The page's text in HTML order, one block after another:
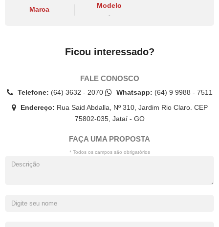
Marca
Modelo
-
Ficou interessado?
FALE CONOSCO
Telefone: (64) 3632 - 2070 Whatsapp: (64) 9 9988 - 7511
Endereço: Rua Said Abdalla, Nº 310, Jardim Rio Claro. CEP
75802-035, Jataí - GO
FAÇA UMA PROPOSTA
* Todos os campos são obrigatórios